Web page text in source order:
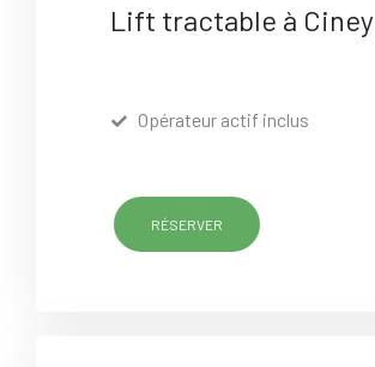
Lift tractable à Ciney
Opérateur actif inclus
RÉSERVER